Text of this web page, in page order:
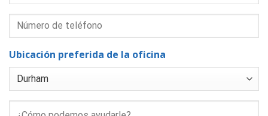
Ubicación preferida de la oficina